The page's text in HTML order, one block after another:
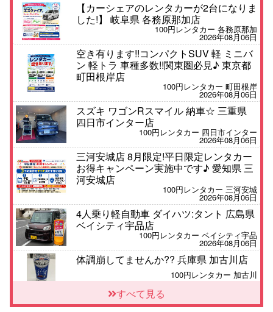
【カーシェアのレンタカーが2台になりま
した!】 岐阜県 各務原那加店
100円レンタカー 各務原那加
2026年08月06日
空き有ります!!コンパクトSUV 軽 ミニバ
ン 軽トラ 車種多数!!関東圏必見♪ 東京都
町田根岸店
100円レンタカー 町田根岸
2026年08月06日
スズキ ワゴンRスマイル 納車☆ 三重県
四日市インター店
100円レンタカー 四日市インター
2026年08月06日
三河安城店 8月限定!平日限定レンタカー
お得キャンペーン実施中です♪ 愛知県 三
河安城店
100円レンタカー 三河安城
2026年08月06日
4人乗り軽自動車 ダイハツ:タント 広島県
ベイシティ宇品店
100円レンタカー ベイシティ宇品
2026年08月06日
体調崩してませんか?? 兵庫県 加古川店
100円レンタカー 加古川
【佐渡の夏はレンタカーで自由に!】 新潟
すべて見る